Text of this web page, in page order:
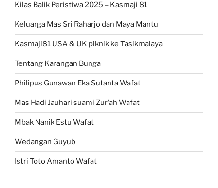
Kilas Balik Peristiwa 2025 – Kasmaji 81
Keluarga Mas Sri Raharjo dan Maya Mantu
Kasmaji81 USA & UK piknik ke Tasikmalaya
Tentang Karangan Bunga
Philipus Gunawan Eka Sutanta Wafat
Mas Hadi Jauhari suami Zur’ah Wafat
Mbak Nanik Estu Wafat
Wedangan Guyub
Istri Toto Amanto Wafat